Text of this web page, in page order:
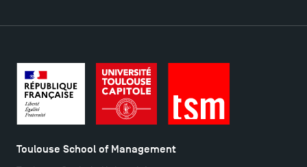
Toulouse School of Management